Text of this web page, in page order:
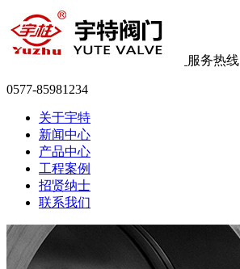
服务热线
0577-85981234
关于宇特
新闻中心
产品中心
工程案例
招贤纳士
联系我们